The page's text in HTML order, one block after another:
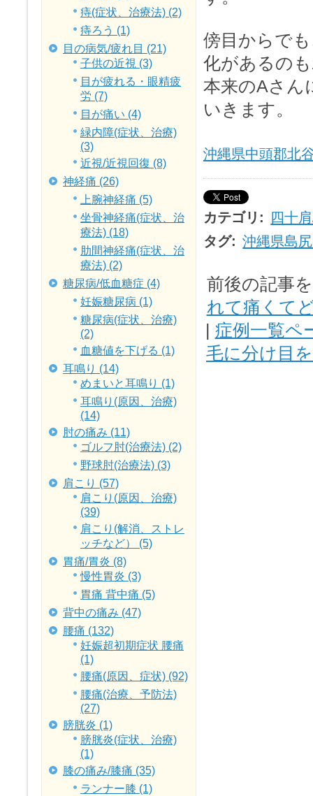
傍目からで
化があるの
本来のAさん
いきます。
沖縄県中頭郡北
カテゴリ :
四十
タグ: 沖縄県島
前後の記事
れて痛くて
| 症例一覧ペ
毛に分け目
痔(症状、治療法) (2)
痔ろう (1)
目の病気/疲れ目 (21)
子供の近視 (3)
目が疲れる・眼精疲
労 (7)
目が痛い (4)
緑内障(症状、治療)
(3)
近視/近視回復 (8)
神経痛 (26)
上腕神経痛 (5)
坐骨神経痛(症状、治
療法) (18)
肋間神経痛(症状、治
療法) (2)
糖尿病/低血糖症 (4)
妊娠糖尿病 (1)
糖尿病(症状、治療)
(2)
血糖値を下げる (1)
耳鳴り (14)
めまいと耳鳴り (1)
耳鳴り(原因、治療)
(14)
肘の痛み (11)
ゴルフ肘(治療法) (2)
野球肘(治療法) (3)
肩こり (57)
肩こり(原因、治療)
(39)
肩こり(解消、ストレ
ッチなど） (5)
胃痛/胃炎 (8)
慢性胃炎 (3)
胃痛 背中痛 (5)
背中の痛み (47)
腰痛 (132)
妊娠超初期症状 腰痛
(1)
腰痛(原因、症状) (92)
腰痛(治療、予防法)
(27)
膀胱炎 (1)
膀胱炎(症状、治療)
(1)
膝の痛み/膝痛 (35)
ランナー膝 (1)